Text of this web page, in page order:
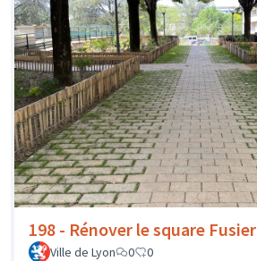
198 - Rénover le square Fusier
Ville de Lyon
0 0